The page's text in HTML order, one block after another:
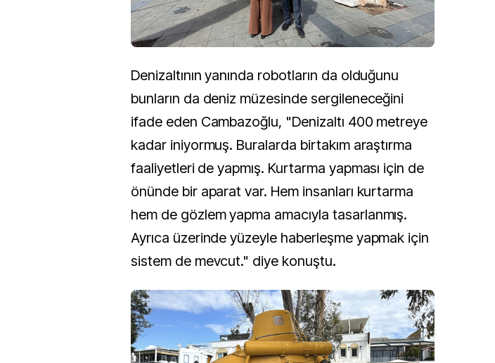
Denizaltının yanında robotların da olduğunu
bunların da deniz müzesinde sergileneceğini
ifade eden Cambazoğlu, "Denizaltı 400 metreye
kadar iniyormuş. Buralarda birtakım araştırma
faaliyetleri de yapmış. Kurtarma yapması için de
önünde bir aparat var. Hem insanları kurtarma
hem de gözlem yapma amacıyla tasarlanmış.
Ayrıca üzerinde yüzeyle haberleşme yapmak için
sistem de mevcut." diye konuştu.